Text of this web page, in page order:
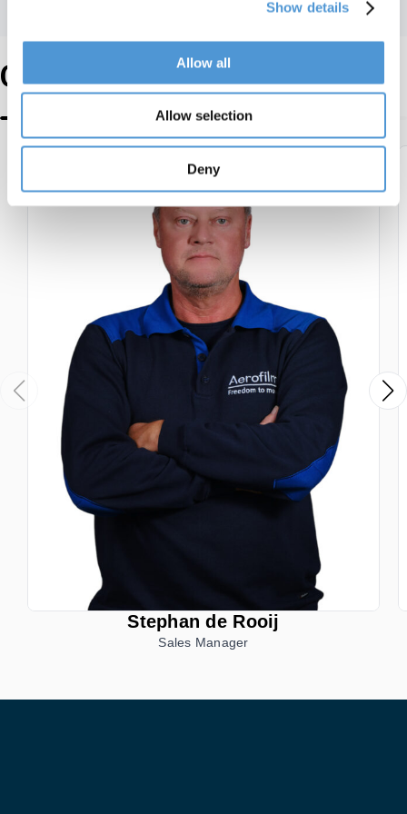
Show details
Allow all
Allow selection
Deny
Onze specialisten
Stephan de Rooij
Sales Manager